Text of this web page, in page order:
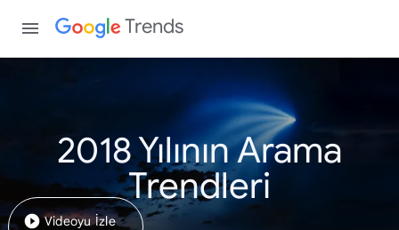
Trends
2018 Yılının Arama
Trendleri
Videoyu İzle